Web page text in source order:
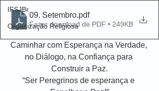
IFSJBr
Organização Religiosa
09. Setembro.pdf
Fazer download de PDF • 249KB
Caminhar com Esperança na Verdade,
no Diálogo, na Confiança para
Construir a Paz.
“Ser Peregrinos de esperança e